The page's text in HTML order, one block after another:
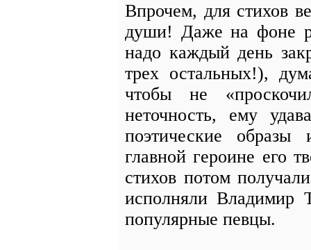
Впрочем, для стихов
души! Даже на фоне
надо каждый день
трех остальных!),
чтобы не
неточность, ему
поэтические
главной героине его
стихов потом
исполняли Владимир
популярные певцы.